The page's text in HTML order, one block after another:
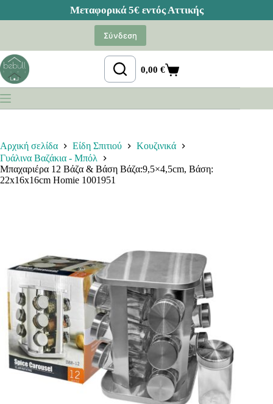
Σύνδεση
Καλάθι
Αγορών
0,00€
Αρχική σελίδα Είδη Σπιτιού
Κουζινικά
Γυάλινα Βαζάκια - Μπόλ
Μπαχαριέρα 12 Βάζα & Βάση Βάζα:9,5×4,5cm, Βάση:
22x16x16cm Homie 1001951